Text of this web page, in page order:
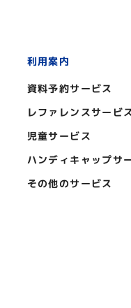
利用案内
資料予約サービス
レファレンスサービ
児童サービス
ハンディキャップサ
その他のサービス